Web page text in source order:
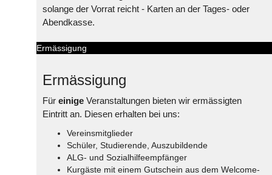
solange der Vorrat reicht - Karten an der Tages- oder
Abendkasse.
Ermässigung
Ermässigung
Für einige Veranstaltungen bieten wir ermässigten
Eintritt an. Diesen erhalten bei uns:
Vereinsmitglieder
Schüler, Studierende, Auszubildende
ALG- und Sozialhilfeempfänger
Kurgäste mit einem Gutschein aus dem Welcome-